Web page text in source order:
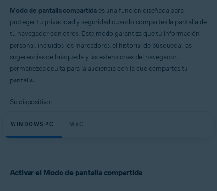
Productos:
Avast Secure Browser
Windows y macOS
Modo de pantalla compartida es una función diseñada para
proteger tu privacidad y seguridad cuando compartes la pantalla de
tu navegador con otros. Este modo garantiza que tu información
personal, incluidos los marcadores, el historial de búsqueda, las
sugerencias de búsqueda y las extensiones del navegador,
permanezca oculta para la audiencia con la que compartes tu
pantalla.
Su dispositivo:
WINDOWS PC MAC
Activar el Modo de pantalla compartida